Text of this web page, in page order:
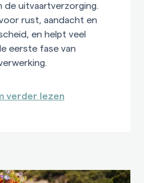
de uitvaartverzorging.
rust, aandacht en
en helpt veel
eerste fase van
verder lezen